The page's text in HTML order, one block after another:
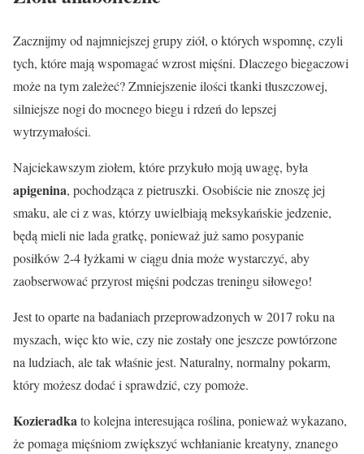
Zacznijmy od najmniejszej grupy ziół, o których wspomnę, czyli
tych, które mają wspomagać wzrost mięśni. Dlaczego biegaczowi
może na tym zależeć? Zmniejszenie ilości tkanki tłuszczowej,
silniejsze nogi do mocnego biegu i rdzeń do lepszej
wytrzymałości.
Najciekawszym ziołem, które przykuło moją uwagę, była
apigenina, pochodząca z pietruszki. Osobiście nie znoszę jej
smaku, ale ci z was, którzy uwielbiają meksykańskie jedzenie,
będą mieli nie lada gratkę, ponieważ już samo posypanie
posiłków 2-4 łyżkami w ciągu dnia może wystarczyć, aby
zaobserwować przyrost mięśni podczas treningu siłowego!
Jest to oparte na badaniach przeprowadzonych w 2017 roku na
myszach, więc kto wie, czy nie zostały one jeszcze powtórzone
na ludziach, ale tak właśnie jest. Naturalny, normalny pokarm,
który możesz dodać i sprawdzić, czy pomoże.
Kozieradkato kolejna interesująca roślina, ponieważ wykazano,
że pomaga mięśniom zwiększyć wchłanianie kreatyny, znanego